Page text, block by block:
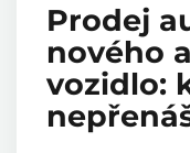
Prodej
nového
vozidlo: